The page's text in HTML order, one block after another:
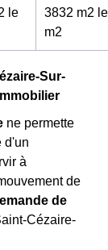
le
3832 m2 le
m2
Sur-
ne permette
d'un
à
de
de
Cézaire-